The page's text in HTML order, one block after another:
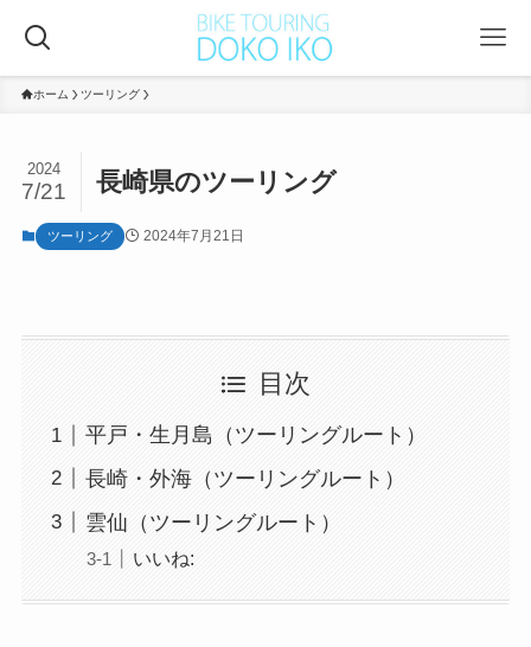
ホーム ツーリング
長崎県のツーリング
2024
7/21
ツーリング 2024年7月21日
目次
平戸・生月島（ツーリングルート）
長崎・外海（ツーリングルート）
雲仙（ツーリングルート）
いいね: